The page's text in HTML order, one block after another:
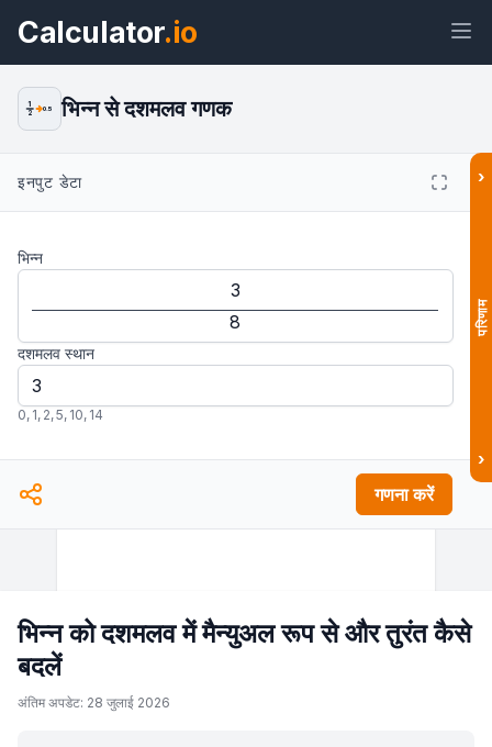
Calculator.io
और सटीक रूपांतरण विजेट
1
2
0.5 भिन्न से दशमलव गणक
इनपुट डेटा
भिन्न
दशमलव स्थान
0, 1, 2,5, 10, 14
गणना करें
›
परिणाम
›
भिन्न को दशमलव में मैन्युअल रूप से और तुरंत कैसे
बदलें
अंतिम अपडेट: 28 जुलाई 2026